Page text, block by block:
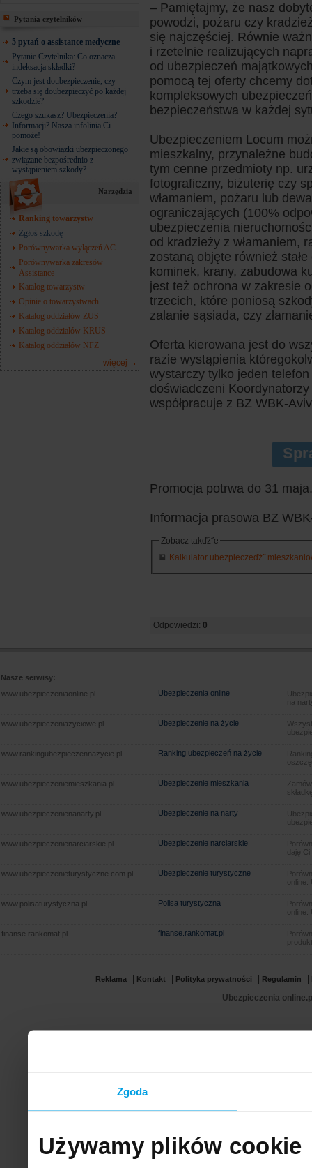
Zgoda
Używamy plików cookie
Pytania czytelników
5 pytań o assistance medyczne
Pytanie Czytelnika: Co oznacza
indeksacja składki?
Czym jest doubezpieczenie, czy
trzeba się doubezpieczyć po każdej
szkodzie?
Czego szukasz? Ubezpieczenia?
Informacji? Nasza infolinia Ci
pomoże!
Jakie są obowiązki ubezpieczonego
związane bezpośrednio z
wystąpieniem szkody?
Narzędzia
Ranking towarzystw
Zgłoś szkodę
Porównywarka wyłączeń AC
Porównywarka zakresów
Assistance
Katalog towarzystw
Opinie o towarzystwach
Katalog oddziałów ZUS
Katalog oddziałów KRUS
Katalog oddziałów NFZ
więcej
– Pamiętajmy, że nasz
powodzi, pożaru czy
się najczęściej. Równie
i rzetelnie realizujących
od ubezpieczeń
pomocą tej oferty chcemy
kompleksowych
bezpieczeństwa w każdej
Ubezpieczeniem Locum
mieszkalny, przynależne
tym cenne przedmioty np.
fotograficzny, biżuterię czy
włamaniem, pożaru lub
ograniczających (100%
ubezpieczenia
od kradzieży z włamaniem,
zostaną objęte również
kominek, krany, zabudowa
jest też ochrona w zakresie
trzecich, które poniosą
zalanie sąsiada, czy
Oferta kierowana jest do
razie wystąpienia
wystarczy tylko jeden
doświadczeni
współpracuje z BZ WBK-
Promocja potrwa do 31 maja.
Informacja prasowa BZ
Zobacz takďż˝e
Kalkulator ubezpieczeďż˝
Odpowiedzi: 0
Nasze serwisy:
www.ubezpieczeniaonline.pl
Ubezpieczenia online
na
www.ubezpieczeniazyciowe.pl Ubezpieczenie na życie
www.rankingubezpieczennazycie.pl Ranking ubezpieczeń na życie
www.ubezpieczeniemieszkania.pl Ubezpieczenie mieszkania
www.ubezpieczenienanarty.pl Ubezpieczenie na narty
www.ubezpieczenienarciarskie.pl Ubezpieczenie narciarskie
daję
www.ubezpieczenieturystyczne.com.pl Ubezpieczenie turystyczne
www.polisaturystyczna.pl Polisa turystyczna
finanse.rankomat.pl finanse.rankomat.pl
Reklama Kontakt Polityka prywatności Regulamin
Ubezpieczenia